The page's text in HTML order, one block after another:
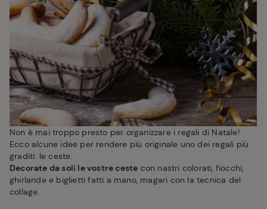
Non è mai troppo presto per organizzare i regali di Natale!
Ecco alcune idee per rendere più originale uno dei regali più
graditi: le ceste.
Decorate da soli le vostre ceste con nastri colorati, fiocchi,
ghirlande e biglietti fatti a mano, magari con la tecnica del
collage.